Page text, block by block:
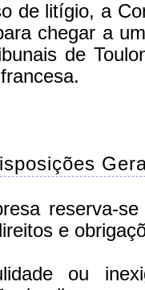
de litígio, a
chegar a
de
reserva-
e
ou